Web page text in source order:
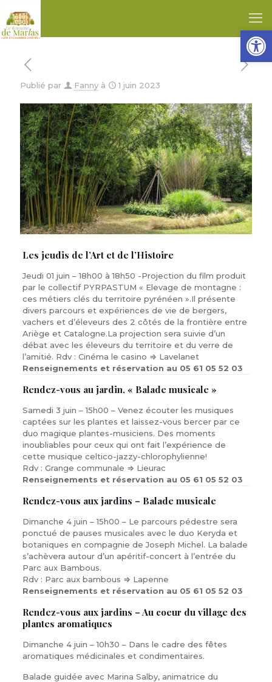
Ouvrir
Publié par Fanny à 1 juin 2023
Les jeudis de l’Art et de l’Histoire
Jeudi 01 juin – 18h00 à 18h50 -Projection du film produit
par le collectif PYRPASTUM « Elevage de montagne :
ces métiers clés du territoire pyrénéen ».Il présente
divers parcours et expériences de vie de bergers,
vachers et d’éleveurs des 2 côtés de la frontière entre
Ariège et Catalogne.La projection sera suivie d’un
débat avec les éleveurs du territoire et du verre de
l’amitié. Rdv : Cinéma le casino ⇒ Lavelanet
Renseignements et réservation au 05 61 05 52 03
Rendez-vous au jardin, « Balade musicale »
Samedi 3 juin – 15h00 – Venez écouter les musiques
captées sur les plantes et laissez-vous bercer par ce
duo magique plantes-musiciens. Des moments
inoubliables pour ceux qui ont fait l’expérience de
cette musique celtico-jazzy-chlorophylienne!
Rdv : Grange communale ⇒ Lieurac
Renseignements et réservation au 05 61 05 52 03
Rendez-vous aux jardins – Balade musicale
Dimanche 4 juin – 15h00 – Le parcours pédestre sera
ponctué de pauses musicales avec le duo Keryda et
botaniques en compagnie de Joseph Michel. La balade
s’achèvera autour d’un apéritif-concert à l’entrée du
Parc aux Bambous.
Rdv : Parc aux bambous ⇒ Lapenne
Renseignements et réservation au 05 61 05 52 03
Rendez-vous aux jardins – Au coeur du village des
plantes aromatiques
Dimanche 4 juin – 10h30 – Dans le cadre des fêtes
aromatiques médicinales et condimentaires.
Balade guidée avec Marina Salby, animatrice du